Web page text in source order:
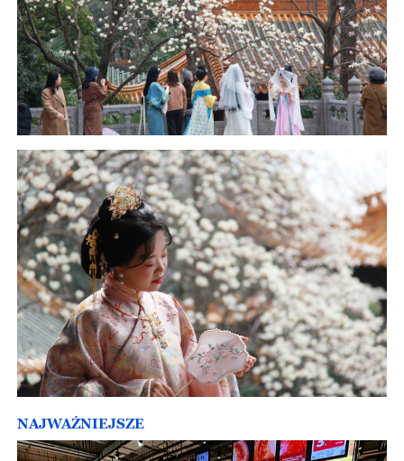
NAJWAŻNIEJSZE